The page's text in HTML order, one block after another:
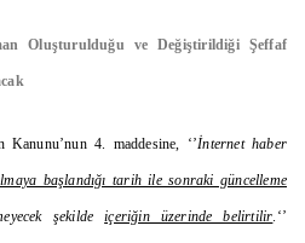
Oluşturulduğu ve Değiştirildiği Şeffaf
Kanunu’nun 4. maddesine, ‘’İnternet haber
başlandığı tarih ile sonraki güncelleme
şekildeiçeriğin üzerinde belirtilir.‘’